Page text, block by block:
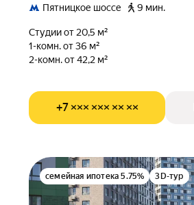
Пятницкое шоссе
9 мин.
Студии от 20,5 м²
1-комн. от 36 м²
2-комн. от 42,2 м²
+7 ××× ××× ×× ××
семейная ипотека 5.75% 3D-тур